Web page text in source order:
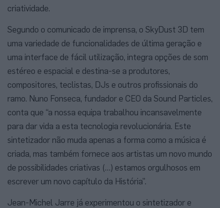
criatividade.
Segundo o comunicado de imprensa, o SkyDust 3D tem
uma variedade de funcionalidades de última geração e
uma interface de fácil utilização, integra opções de som
estéreo e espacial e destina-se a produtores,
compositores, teclistas, DJs e outros profissionais do
ramo. Nuno Fonseca, fundador e CEO da Sound Particles,
conta que “a nossa equipa trabalhou incansavelmente
para dar vida a esta tecnologia revolucionária. Este
sintetizador não muda apenas a forma como a música é
criada, mas também fornece aos artistas um novo mundo
de possibilidades criativas (…) estamos orgulhosos em
escrever um novo capítulo da História”.
Jean-Michel Jarre já experimentou o sintetizador e